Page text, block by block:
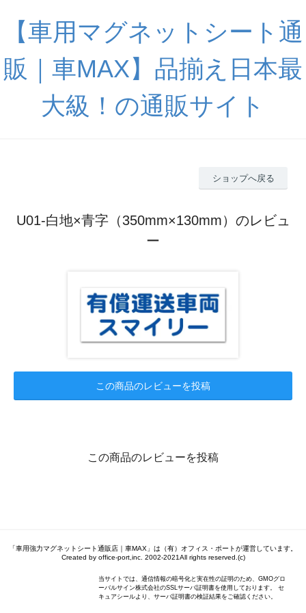
【車用マグネットシート通
販｜車MAX】品揃え日本最
大級！の通販サイト
ショップへ戻る
U01-白地×青字（350mm×130mm）のレビュ
ー
この商品のレビューを投稿
この商品のレビューを投稿
「車用強力マグネットシート通販店｜車MAX」は（有）オフィス・ポートが運営しています。
Created by office-port,inc. 2002-2021All rights reserved.(c)
当サイトでは、通信情報の暗号化と実在性の証明のため、GMOグロ
ーバルサイン株式会社のSSLサーバ証明書を使用しております。 セ
キュアシールより、サーバ証明書の検証結果をご確認ください。